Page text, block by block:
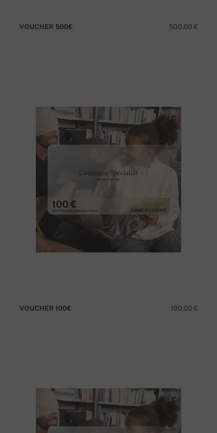
500,00 €
VOUCHER 500€
100,00 €
VOUCHER 100€